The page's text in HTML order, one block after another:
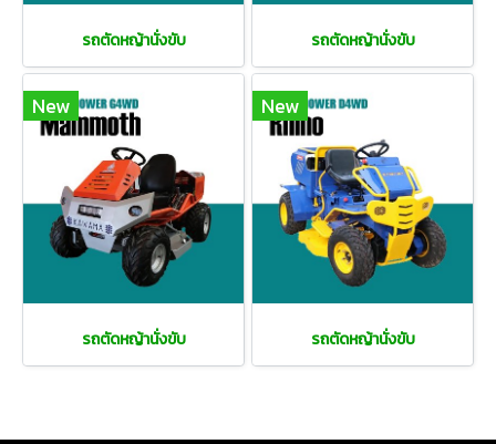
รถตัดหญ้านั่งขับ รถตัดหญ้านั่งขับ
New
รถตัดหญ้านั่งขับ
New
รถตัดหญ้านั่งขับ